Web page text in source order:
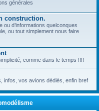
générales
construction.
ou d’informations quelconques
ou tout simplement nous faire
comme dans le temps !!!!
infos, vos avions dédiés, enfin bref